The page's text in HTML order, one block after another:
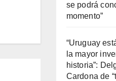
se podrá
momento”
“Uruguay
la mayor
historia”:
Cardona de